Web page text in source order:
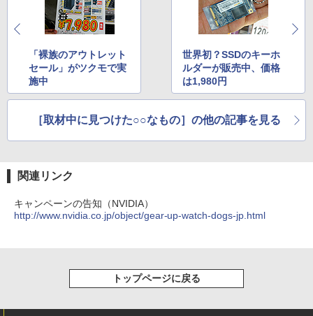
「裸族のアウトレット
セール」がツクモで実
施中
世界初？SSDのキーホ
ルダーが販売中、価格
は1,980円
［取材中に見つけた○○なもの］の他の記事を見る
関連リンク
キャンペーンの告知（NVIDIA）
http://www.nvidia.co.jp/object/gear-up-watch-dogs-jp.html
トップページに戻る